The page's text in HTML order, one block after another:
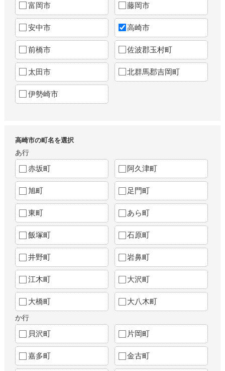
富岡市 藤岡市
安中市 高崎市
前橋市 佐波郡玉村町
太田市 北群馬郡吉岡町
伊勢崎市
高崎市の町名を選択
あ行
赤坂町 阿久津町
旭町 足門町
東町 あら町
飯塚町 石原町
井野町 岩鼻町
江木町 大沢町
大橋町 大八木町
か行
貝沢町 片岡町
嘉多町 金古町